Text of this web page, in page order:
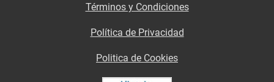
Términos y Condiciones
Política de Privacidad
Politica de Cookies